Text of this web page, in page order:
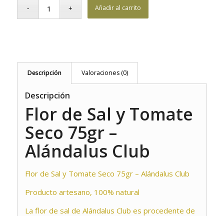
Añadir al carrito
Descripción Valoraciones (0)
Descripción
Flor de Sal y Tomate
Seco 75gr –
Alándalus Club
Flor de Sal y Tomate Seco 75gr – Alándalus Club
Producto artesano, 100% natural
La flor de sal de Alándalus Club es procedente de